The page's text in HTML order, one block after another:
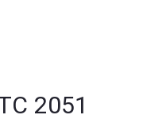
2051